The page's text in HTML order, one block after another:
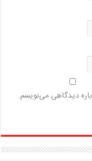
دیدگاهی می‌نویسم.